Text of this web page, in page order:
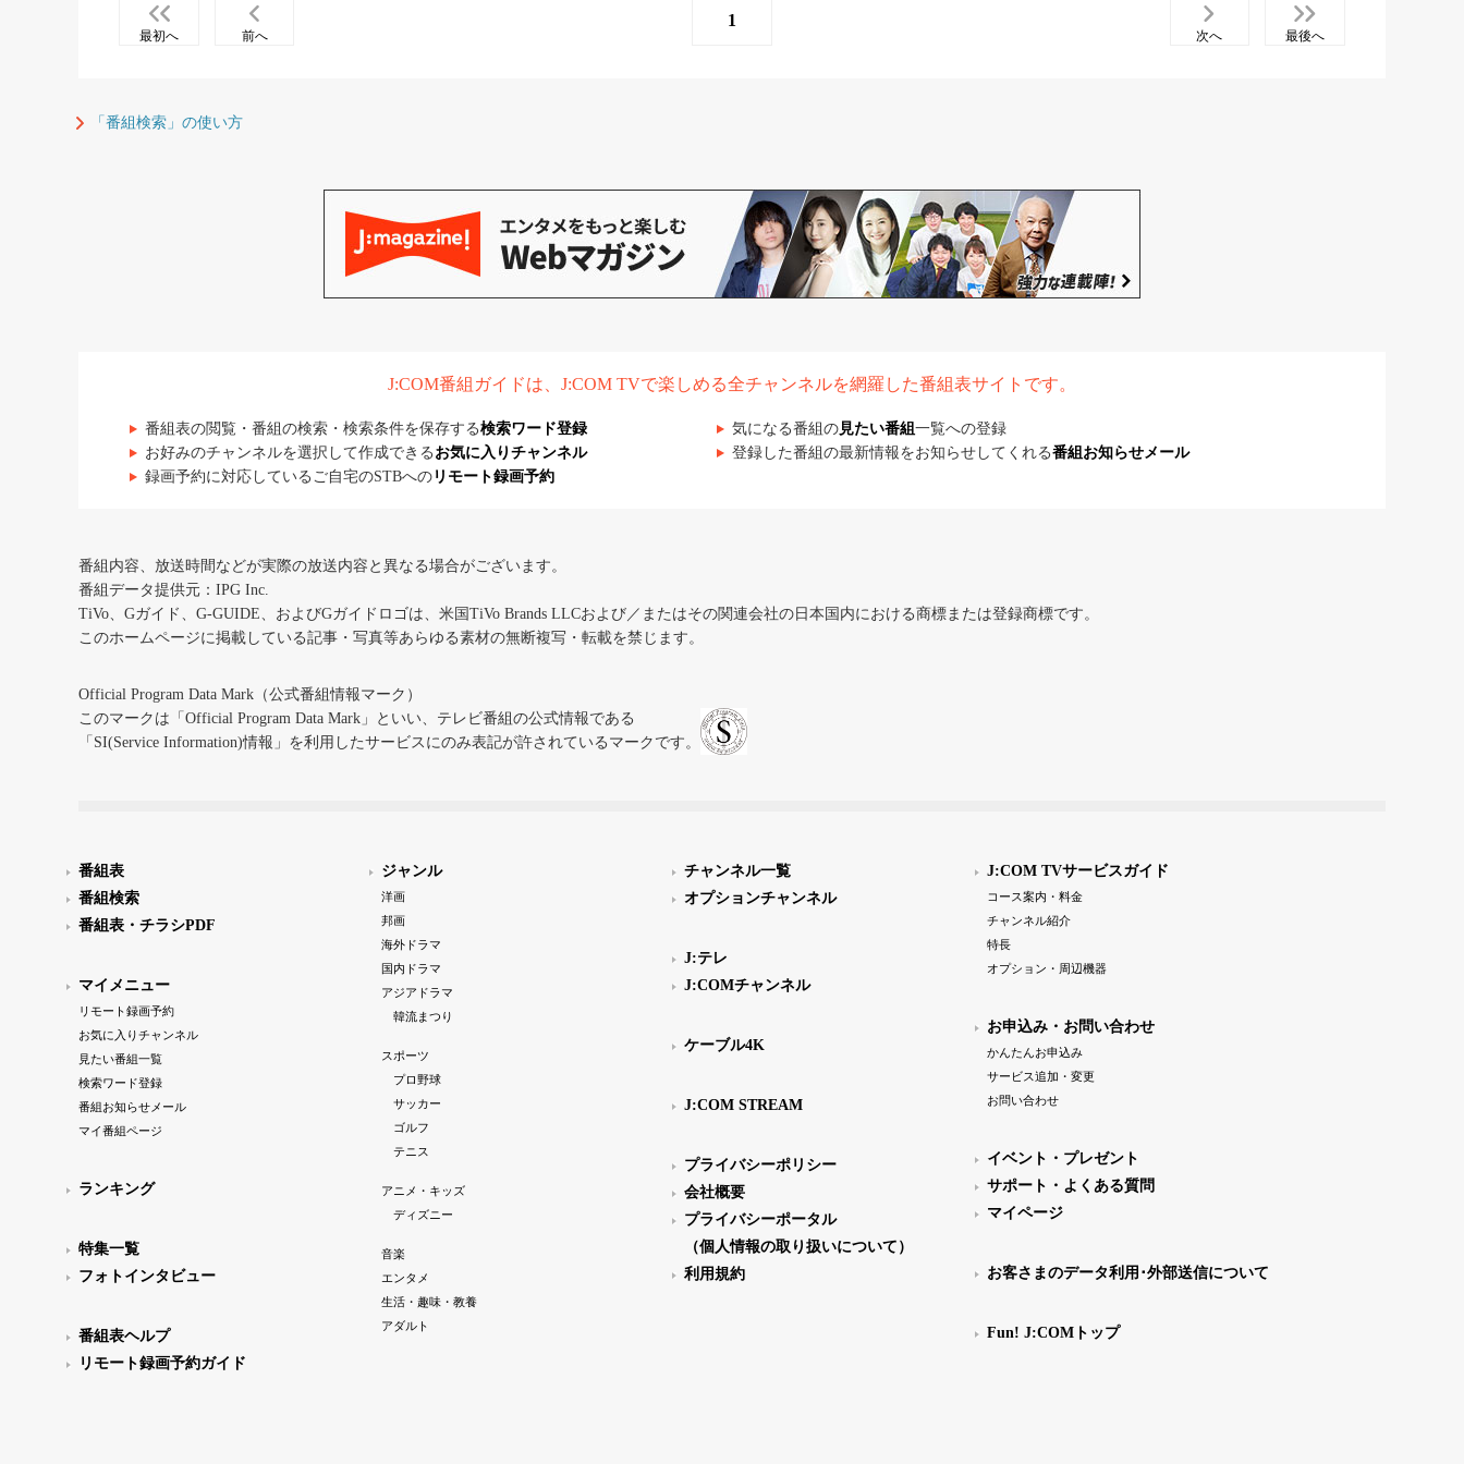
最初へ 前へ
1
次へ 最後へ
「番組検索」の使い方
J:COM番組ガイドは、J:COM TVで楽しめる全チャンネルを網羅した番組表サイトです。
番組表の閲覧・番組の検索・検索条件を保存する検索ワード登録 気になる番組の見たい番組 一覧への登録
お好みのチャンネルを選択して作成できる お気に入りチャンネル 登録した番組の最新情報をお知らせしてくれる番組お知らせメール
録画予約に対応しているご自宅のSTBへの リモート録画予約
番組内容、放送時間などが実際の放送内容と異なる場合がございます。
番組データ提供元：IPG Inc.
TiVo、Gガイド、G-GUIDE、およびGガイドロゴは、米国TiVo Brands LLCおよび／またはその関連会社の日本国内における商標または登録商標です。
このホームページに掲載している記事・写真等あらゆる素材の無断複写・転載を禁じます。
Official Program Data Mark（公式番組情報マーク）
このマークは「Official Program Data Mark」といい、テレビ番組の公式情報である
「SI(Service Information)情報」を利用したサービスにのみ表記が許されているマークです。
番組表
番組検索
番組表・チラシPDF
マイメニュー
リモート録画予約
お気に入りチャンネル
見たい番組一覧
検索ワード登録
番組お知らせメール
マイ番組ページ
ランキング
特集一覧
フォトインタビュー
番組表ヘルプ
リモート録画予約ガイド
ジャンル
洋画
邦画
海外ドラマ
国内ドラマ
アジアドラマ
韓流まつり
スポーツ
プロ野球
サッカー
ゴルフ
テニス
アニメ・キッズ
ディズニー
音楽
エンタメ
生活・趣味・教養
アダルト
チャンネル一覧
オプションチャンネル
J:テレ
J:COMチャンネル
ケーブル4K
J:COM STREAM
プライバシーポリシー
会社概要
プライバシーポータル
（個人情報の取り扱いについて）
利用規約
J:COM TVサービスガイド
コース案内・料金
チャンネル紹介
特長
オプション・周辺機器
お申込み・お問い合わせ
かんたんお申込み
サービス追加・変更
お問い合わせ
イベント・プレゼント
サポート・よくある質問
マイページ
お客さまのデータ利用･外部送信について
Fun! J:COMトップ